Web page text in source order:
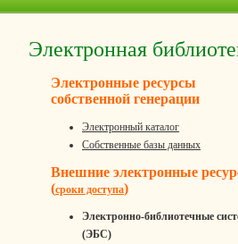
Электронная
Электронные ресурсы
собственной генерации
Электронный каталог
Собственные базы данных
Внешние электронные
(сроки доступа)
Электронно-библиотечные
(ЭБС)